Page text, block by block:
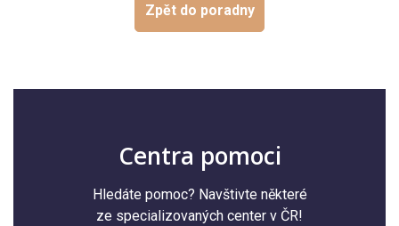
Zpět do poradny
Centra pomoci
Hledáte pomoc? Navštivte některé
ze specializovaných center v ČR!